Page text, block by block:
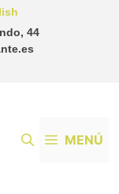
44
MENÚ